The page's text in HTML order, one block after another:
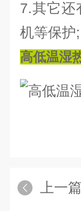
7.其它还
机等保护;
高低温湿
上一